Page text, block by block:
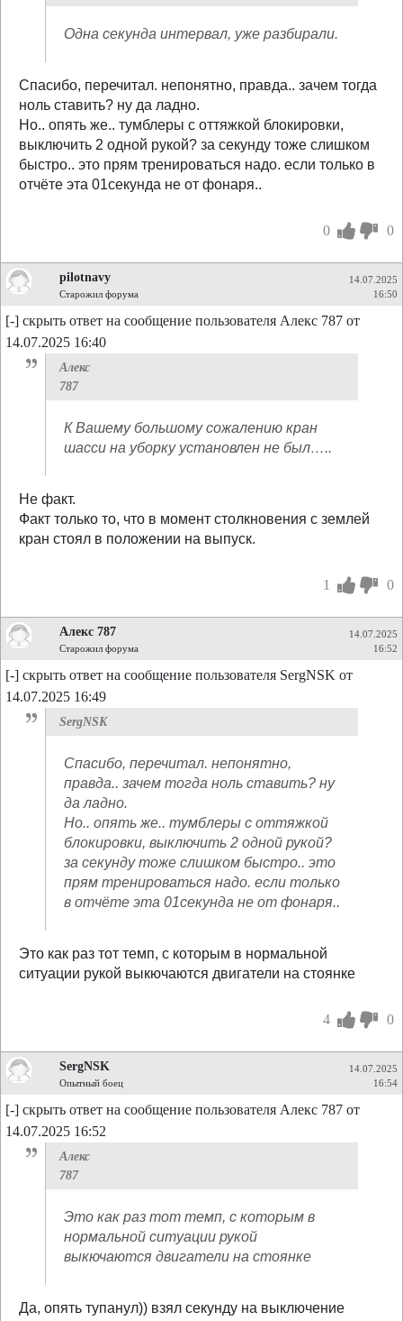
Одна секунда интервал, уже разбирали.
Спасибо, перечитал. непонятно, правда.. зачем тогда
ноль ставить? ну да ладно.
Но.. опять же.. тумблеры с оттяжкой блокировки,
выключить 2 одной рукой? за секунду тоже слишком
быстро.. это прям тренироваться надо. если только в
отчёте эта 01секунда не от фонаря..
0 0
pilotnavy
Старожил форума
14.07.2025
16:50
[-] скрыть ответ на сообщение пользователя Алекс 787 от
14.07.2025 16:40
Алекс
787
К Вашему большому сожалению кран
шасси на уборку установлен не был…..
Не факт.
Факт только то, что в момент столкновения с землей
кран стоял в положении на выпуск.
1 0
Алекс 787
Старожил форума
14.07.2025
16:52
[-] скрыть ответ на сообщение пользователя SergNSK от
14.07.2025 16:49
SergNSK
Спасибо, перечитал. непонятно,
правда.. зачем тогда ноль ставить? ну
да ладно.
Но.. опять же.. тумблеры с оттяжкой
блокировки, выключить 2 одной рукой?
за секунду тоже слишком быстро.. это
прям тренироваться надо. если только
в отчёте эта 01секунда не от фонаря..
Это как раз тот темп, с которым в нормальной
ситуации рукой выкючаются двигатели на стоянке
4 0
SergNSK
Опытный боец
14.07.2025
16:54
[-] скрыть ответ на сообщение пользователя Алекс 787 от
14.07.2025 16:52
Алекс
787
Это как раз тот темп, с которым в
нормальной ситуации рукой
выкючаются двигатели на стоянке
Да, опять тупанул)) взял секунду на выключение